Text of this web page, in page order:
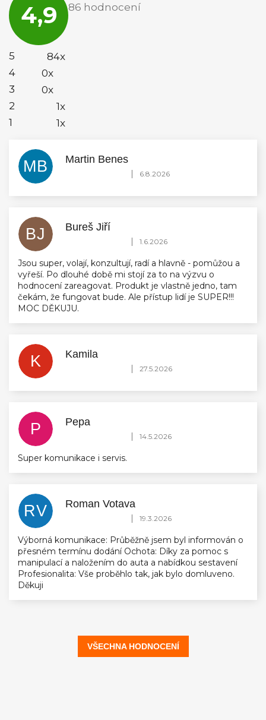
4,9
obchodu
je
86 hodnocení
5
84x
4
0x
3
0x
2
1x
1
1x
MB Martin Benes
Hodnocení obchodu je 5 z 5 hvězdiček.
| 6.8.2026
BJ Bureš Jiří
Hodnocení obchodu je 5 z 5 hvězdiček.
| 1.6.2026
Jsou super, volají, konzultují, radí a hlavně - pomůžou a
vyřeší. Po dlouhé době mi stojí za to na výzvu o
hodnocení zareagovat. Produkt je vlastně jedno, tam
čekám, že fungovat bude. Ale přístup lidí je SUPER!!!
MOC DĚKUJU.
K Kamila
Hodnocení obchodu je 5 z 5 hvězdiček.
| 27.5.2026
P Pepa
Hodnocení obchodu je 5 z 5 hvězdiček.
| 14.5.2026
Super komunikace i servis.
RV Roman Votava
Hodnocení obchodu je 5 z 5 hvězdiček.
| 19.3.2026
Výborná komunikace: Průběžně jsem byl informován o
přesném termínu dodání Ochota: Díky za pomoc s
manipulací a naložením do auta a nabídkou sestavení
Profesionalita: Vše proběhlo tak, jak bylo domluveno.
Děkuji
VŠECHNA HODNOCENÍ